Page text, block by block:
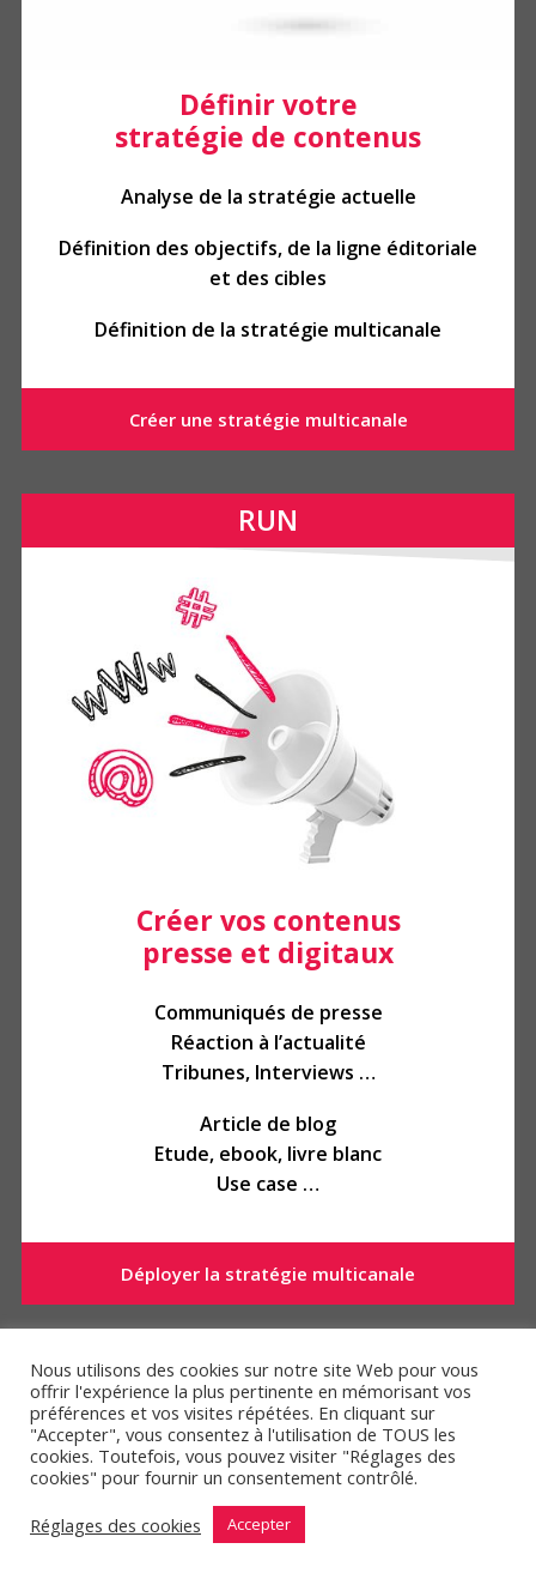
Définir votre
stratégie de contenus
Analyse de la stratégie actuelle
Définition des objectifs, de la ligne éditoriale
et des cibles
Définition de la stratégie multicanale
Créer une stratégie multicanale
RUN
Créer vos contenus
presse et digitaux
Communiqués de presse
Réaction à l’actualité
Tribunes, Interviews …
Article de blog
Etude, ebook, livre blanc
Use case …
Déployer la stratégie multicanale
GROW
Nous utilisons des cookies sur notre site Web pour vous
offrir l'expérience la plus pertinente en mémorisant vos
préférences et vos visites répétées. En cliquant sur
"Accepter", vous consentez à l'utilisation de TOUS les
cookies. Toutefois, vous pouvez visiter "Réglages des
cookies" pour fournir un consentement contrôlé.
Réglages des cookies
Accepter